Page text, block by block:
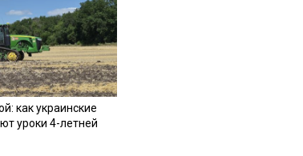
как украинские
уроки 4-летней